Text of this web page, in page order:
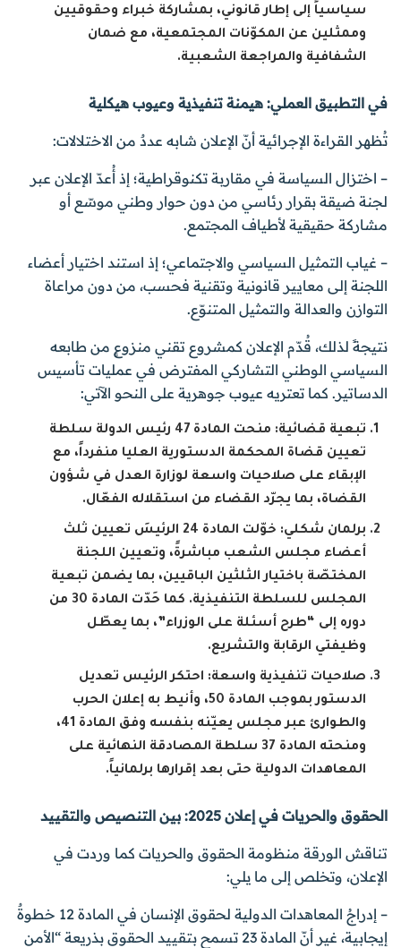
سياسياً إلى إطار قانوني، بمشاركة خبراء وحقوقيين
وممثلين عن المكوّنات المجتمعية، مع ضمان
الشفافية والمراجعة الشعبية.
في التطبيق العملي: هيمنة تنفيذية وعيوب هيكلية
تُظهر القراءة الإجرائية أنّ الإعلان شابه عددٌ من الاختلالات:
– اختزال السياسة في مقاربة تكنوقراطية؛ إذ أُعدّ الإعلان عبر
لجنة ضيقة بقرار رئاسي من دون حوار وطني موسّع أو
مشاركة حقيقية لأطياف المجتمع.
– غياب التمثيل السياسي والاجتماعي؛ إذ استند اختيار أعضاء
اللجنة إلى معايير قانونية وتقنية فحسب، من دون مراعاة
التوازن والعدالة والتمثيل المتنوّع.
نتيجةً لذلك، قُدّم الإعلان كمشروع تقني منزوعٍ من طابعه
السياسي الوطني التشاركي المفترض في عمليات تأسيس
الدساتير. كما تعتريه عيوب جوهرية على النحو الآتي:
تبعية قضائية: منحت المادة 47 رئيس الدولة سلطة
تعيين قضاة المحكمة الدستورية العليا منفرداً، مع
الإبقاء على صلاحيات واسعة لوزارة العدل في شؤون
القضاة، بما يجرّد القضاء من استقلاله الفعّال.
برلمان شكلي: خوّلت المادة 24 الرئيسَ تعيين ثلث
أعضاء مجلس الشعب مباشرةً، وتعيين اللجنة
المختصّة باختيار الثلثين الباقيين، بما يضمن تبعية
المجلس للسلطة التنفيذية. كما حَدّت المادة 30 من
دوره إلى “طرح أسئلة على الوزراء”، بما يعطّل
وظيفتي الرقابة والتشريع.
صلاحيات تنفيذية واسعة: احتكر الرئيس تعديل
الدستور بموجب المادة 50، وأنيط به إعلان الحرب
والطوارئ عبر مجلس يعيّنه بنفسه وفق المادة 41،
ومنحته المادة 37 سلطة المصادقة النهائية على
المعاهدات الدولية حتى بعد إقرارها برلمانياً.
الحقوق والحريات في إعلان 2025: بين التنصيص والتقييد
تناقش الورقة منظومة الحقوق والحريات كما وردت في
الإعلان، وتخلص إلى ما يلي:
– إدراجُ المعاهدات الدولية لحقوق الإنسان في المادة 12 خطوةٌ
إيجابية، غير أنّ المادة 23 تسمح بتقييد الحقوق بذريعة “الأمن